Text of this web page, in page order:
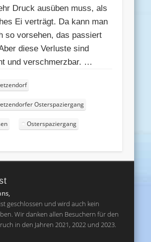
Druck ausüben muss, als
Ei verträgt. Da kann man
so vorsehen, das passiert
diese Verluste sind
und verschmerzbar. …
Osterspaziergang
Osterspaziergang
geschlossen und wird auch kein
Wir danken allen Besuchern für den
in den Jahren 2021, 2022 und 2023.